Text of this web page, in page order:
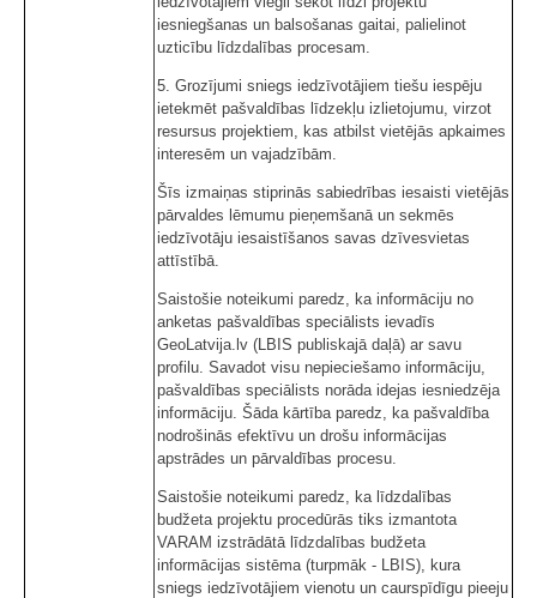
iesniegšanas un balsošanas gaitai, palielinot
uzticību līdzdalības procesam.
5. Grozījumi sniegs iedzīvotājiem tiešu iespēju
ietekmēt pašvaldības līdzekļu izlietojumu, virzot
resursus projektiem, kas atbilst vietējās apkaimes
interesēm un vajadzībām.
Šīs izmaiņas stiprinās sabiedrības iesaisti vietējās
pārvaldes lēmumu pieņemšanā un sekmēs
iedzīvotāju iesaistīšanos savas dzīvesvietas
attīstībā.
Saistošie noteikumi paredz, ka informāciju no
anketas pašvaldības speciālists ievadīs
GeoLatvija.lv (LBIS publiskajā daļā) ar savu
profilu. Savadot visu nepieciešamo informāciju,
pašvaldības speciālists norāda idejas iesniedzēja
informāciju. Šāda kārtība paredz, ka pašvaldība
nodrošinās efektīvu un drošu informācijas
apstrādes un pārvaldības procesu.
Saistošie noteikumi paredz, ka līdzdalības
budžeta projektu procedūrās tiks izmantota
VARAM izstrādātā līdzdalības budžeta
informācijas sistēma (turpmāk - LBIS), kura
sniegs iedzīvotājiem vienotu un caurspīdīgu pieeju